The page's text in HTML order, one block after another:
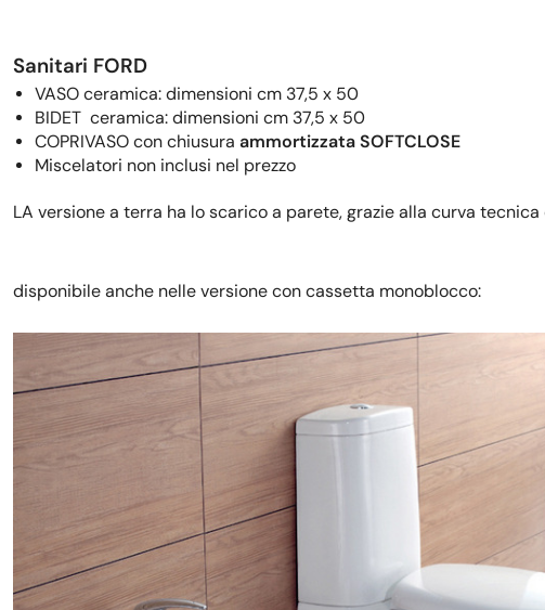
Sanitari FORD
VASO ceramica: dimensioni cm 37,5 x 50
BIDET ceramica: dimensioni cm 37,5 x 50
COPRIVASO con chiusura ammortizzata SOFTCLOSE
Miscelatori non inclusi nel prezzo
LA versione a terra ha lo scarico a parete, grazie alla curva
disponibile anche nelle versione con cassetta monoblocco: